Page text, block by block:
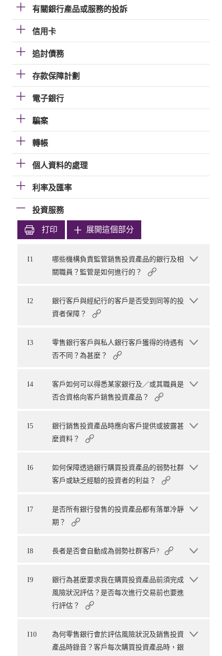
有關銀行產品或服務的投訴
信用卡
追討債務
存款保障計劃
電子銀行
騙案
轉帳
個人資料的處理
利率及匯率
投資服務
打印 展開這個部分
I1
哪些機構負責監管銷售投資產品的銀行及相
關職員？監管是如何進行的？
I2
銀行客戶與經紀行的客戶是否受到同等的投
資者保障？
I3
零售銀行客戶與私人銀行客戶獲得的待遇有
否不同？為甚麼？
I4
客戶如何可以得悉某家銀行及／或其職員是
否合資格向客戶銷售投資產品？
I5
銀行銷售投資產品時應向客戶提供或披露甚
麼資料？
I6
如何保障透過銀行購買投資產品的弱勢社群
客戶或缺乏經驗的投資者的利益？
I7
是否所有銀行發售的投資產品都有落單冷靜
期？
I8 長者是否會自動成為弱勢社群客戶?
I9
銀行為甚麼要求我在購買投資產品前須完成
風險狀況評估？是否每次進行交易前也要進
行評估？
I10
為何零售銀行會於評估風險狀況及銷售投資
產品時錄音？客戶每次購買投資產品時，銀